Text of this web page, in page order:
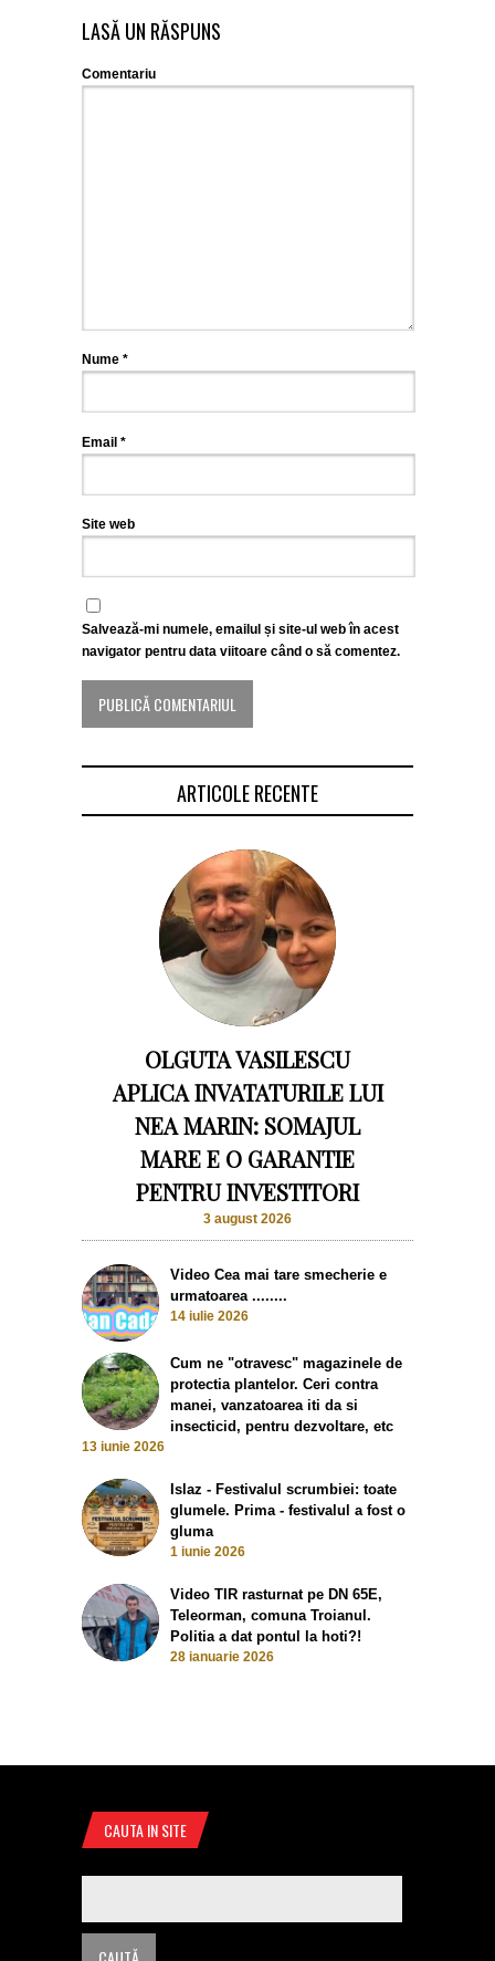
LASĂ UN RĂSPUNS
Comentariu
Nume *
Email *
Site web
Salvează-mi numele, emailul și site-ul web în acest
navigator pentru data viitoare când o să comentez.
ARTICOLE RECENTE
OLGUTA VASILESCU
APLICA INVATATURILE LUI
NEA MARIN: SOMAJUL
MARE E O GARANTIE
PENTRU INVESTITORI
3 august 2026
Video Cea mai tare smecherie e
urmatoarea ........
14 iulie 2026
Cum ne "otravesc" magazinele de
protectia plantelor. Ceri contra
manei, vanzatoarea iti da si
insecticid, pentru dezvoltare, etc
13 iunie 2026
Islaz - Festivalul scrumbiei: toate
glumele. Prima - festivalul a fost o
gluma
1 iunie 2026
Video TIR rasturnat pe DN 65E,
Teleorman, comuna Troianul.
Politia a dat pontul la hoti?!
28 ianuarie 2026
CAUTA IN SITE